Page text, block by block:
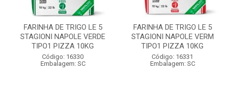
FARINHA DE TRIGO LE 5
STAGIONI NAPOLE VERDE
TIPO1 PIZZA 10KG
Código: 16330
Embalagem: SC
FARINHA DE TRIGO LE 5
STAGIONI NAPOLE VERM
TIPO1 PIZZA 10KG
Código: 16331
Embalagem: SC